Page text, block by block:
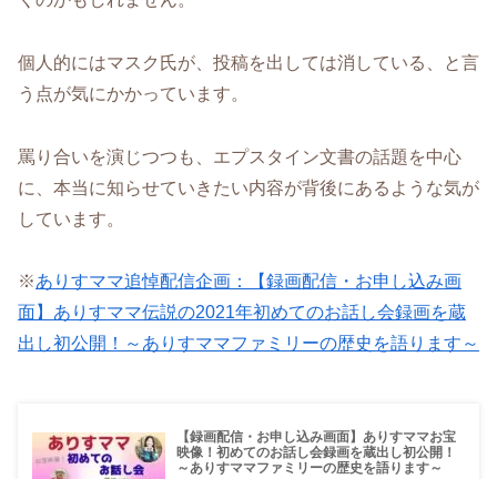
個人的にはマスク氏が、投稿を出しては消している、と言
う点が気にかかっています。
罵り合いを演じつつも、エプスタイン文書の話題を中心
に、本当に知らせていきたい内容が背後にあるような気が
しています。
※ありすママ追悼配信企画：【録画配信・お申し込み画
面】ありすママ伝説の2021年初めてのお話し会録画を蔵
出し初公開！～ありすママファミリーの歴史を語ります～
【録画配信・お申し込み画面】ありすママお宝
映像！初めてのお話し会録画を蔵出し初公開！
～ありすママファミリーの歴史を語ります～